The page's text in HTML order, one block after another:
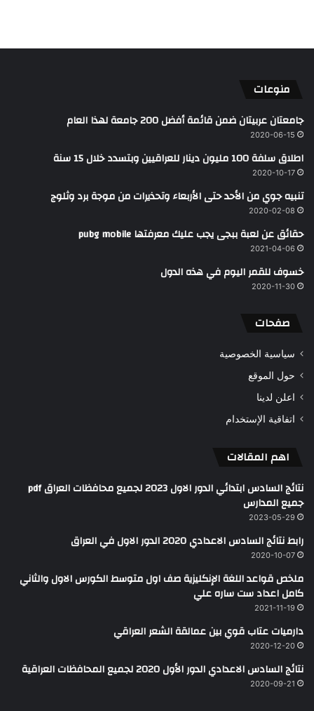
منوعات
جامعتان عربيتان ضمن قائمة أفضل 200 جامعة لهذا العام
2020-06-15
اطلاق سلفة 100 مليون دينار للعراقيين وبتسدد خلال 15 سنة
2020-10-17
تنبيه جوي من الأحد حتى الأربعاء وتحذيرات من موجة برد وثلوج
2020-02-08
حقائق عن لعبة ببجى يجب عليك معرفتها pubg mobile
2021-04-06
خسوف للقمر اليوم في هذه الدول
2020-11-30
صفحات
سياسية الخصوصية
حول الموقع
اعلن لدينا
اتفاقية الإستخدام
اهم المقالات
نتائج السادس ابتدائي الدور الاول 2023 لجميع محافظات العراق pdf
جميع المدارس
2023-05-29
رابط نتائج السادس الاعدادي 2020 الدور الاول في العراق
2020-10-07
ملخص قواعد اللغة الإنكليزية صف اول متوسط الكورس الاول والثاني
كامل اعداد ست ساره علي
2021-11-19
دارميات عتاب قوي بين عمالقة الشعر العراقي
2020-12-20
نتائج السادس الاعدادي الدور الأول 2020 لجميع المحافظات العراقية
2020-09-21